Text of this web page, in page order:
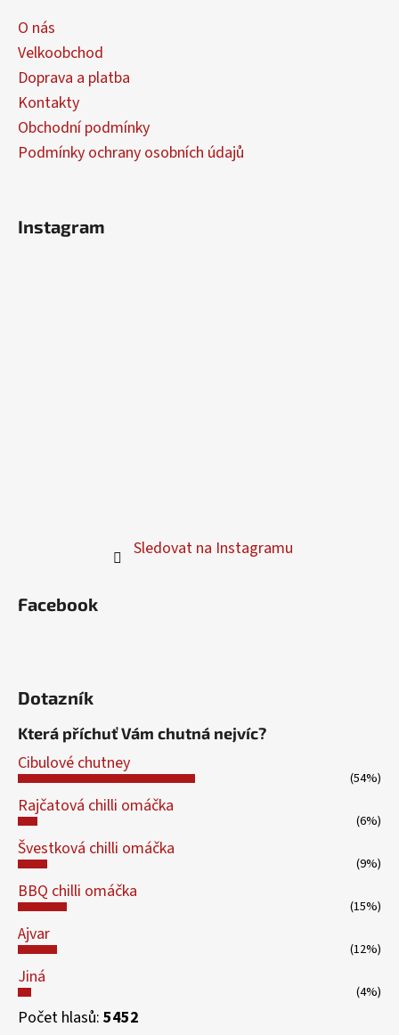
O nás
Velkoobchod
Doprava a platba
Kontakty
Obchodní podmínky
Podmínky ochrany osobních údajů
Instagram
Sledovat na Instagramu
Facebook
Dotazník
Která příchuť Vám chutná nejvíc?
Cibulové chutney
(54%)
Rajčatová chilli omáčka
(6%)
Švestková chilli omáčka
(9%)
BBQ chilli omáčka
(15%)
Ajvar
(12%)
Jiná
(4%)
Počet hlasů: 5452